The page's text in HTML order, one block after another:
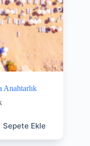
Anahtarlık
Sepete Ekle